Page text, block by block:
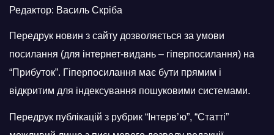
Редактор: Василь Скріба
Передрук новин з сайту дозволяється за умови
посилання (для інтернет-видань – гіперпосилання) на
“Прибуток”. Гіперпосилання має бути прямим і
відкритим для індексування пошуковими системами.
Передрук публікацій з рубрик “Інтерв’ю”, “Статті”